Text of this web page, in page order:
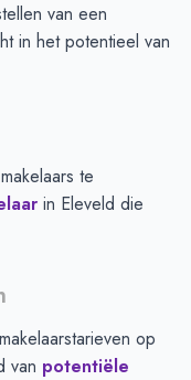
van een
in het potentieel van
te
in Eleveld die
op
van potentiële